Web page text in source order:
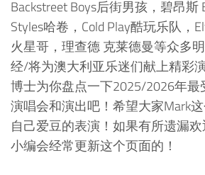
Backstreet Boys后街男孩，碧昂斯
Styles哈卷，Cold Play酷玩乐队，
火星哥，理查德 克莱德曼等众多
经/将为澳大利亚乐迷们献上精彩
博士为你盘点一下2025/2026年最
演唱会和演出吧！希望大家Mark
自己爱豆的表演！如果有所遗漏
小编会经常更新这个页面的！